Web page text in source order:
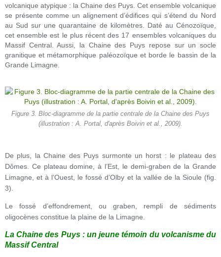
volcanique atypique : la Chaine des Puys. Cet ensemble volcanique
se présente comme un alignement d’édifices qui s’étend du Nord
au Sud sur une quarantaine de kilomètres. Daté au Cénozoïque,
cet ensemble est le plus récent des 17 ensembles volcaniques du
Massif Central. Aussi, la Chaine des Puys repose sur un socle
granitique et métamorphique paléozoïque et borde le bassin de la
Grande Limagne.
Figure 3. Bloc-diagramme de la partie centrale de la Chaine des Puys
(illustration : A. Portal, d'après Boivin et al., 2009).
De plus, la Chaine des Puys surmonte un horst : le plateau des
Dômes. Ce plateau domine, à l’Est, le demi-graben de la Grande
Limagne, et à l’Ouest, le fossé d’Olby et la vallée de la Sioule (fig.
3).
Le fossé d’effondrement, ou graben, rempli de sédiments
oligocènes constitue la plaine de la Limagne.
La Chaine des Puys : un jeune témoin du volcanisme du
Massif Central